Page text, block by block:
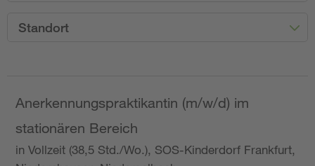
Standort
Anerkennungspraktikantin (m/w/d) im
stationären Bereich
in Vollzeit (38,5 Std./Wo.), SOS-Kinderdorf Frankfurt,